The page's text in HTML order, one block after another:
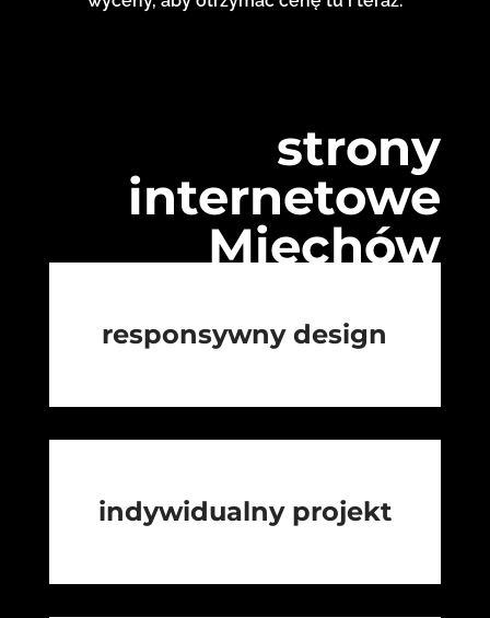
strony
internetowe
Miechów
responsywny design
indywidualny projekt